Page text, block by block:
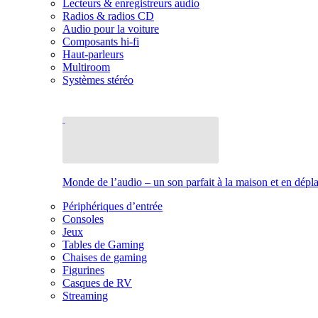
Lecteurs & enregistreurs audio
Radios & radios CD
Audio pour la voiture
Composants hi-fi
Haut-parleurs
Multiroom
Systèmes stéréo
Monde de l’audio – un son parfait à la maison et en
Périphériques d’entrée
Consoles
Jeux
Tables de Gaming
Chaises de gaming
Figurines
Casques de RV
Streaming